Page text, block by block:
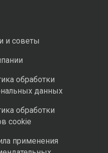
и советы
обработки
данных
обработки
cookie
применения